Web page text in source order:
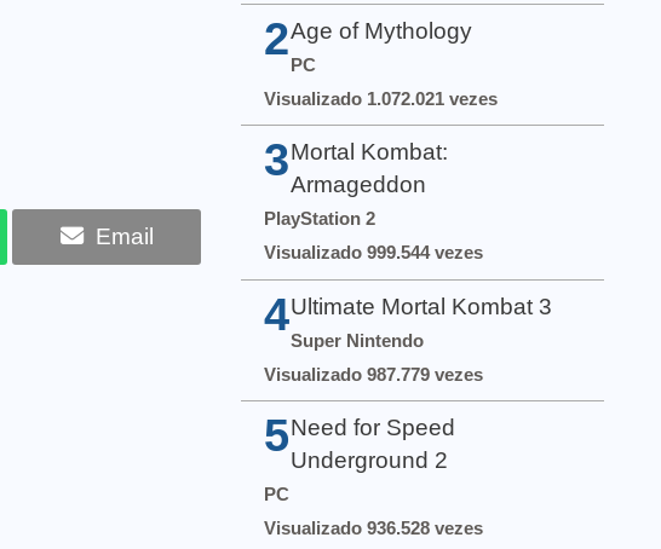
Email
2Age of Mythology
PC
Visualizado 1.072.021 vezes
3 Mortal Kombat:
Armageddon
PlayStation 2
Visualizado 999.544 vezes
4 Ultimate Mortal Kombat 3
Super Nintendo
Visualizado 987.779 vezes
5 Need for Speed
Underground 2
PC
Visualizado 936.528 vezes